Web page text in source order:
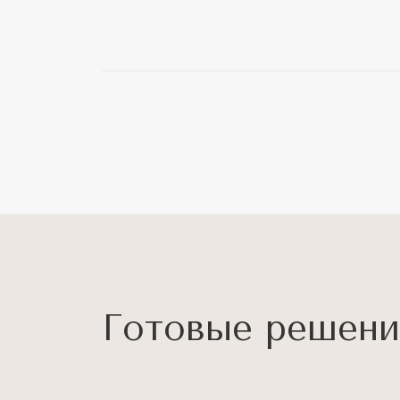
Готовые